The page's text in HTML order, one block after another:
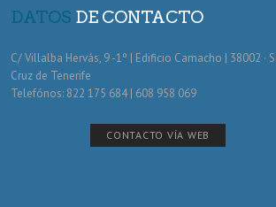
DATOS DE CONTACTO
C/ Villalba Hervás, 9 -1º | Edificio Camacho | 38002 ·
Cruz de Tenerife
Telefónos: 822 175 684 | 608 958 069
CONTACTO VÍA WEB